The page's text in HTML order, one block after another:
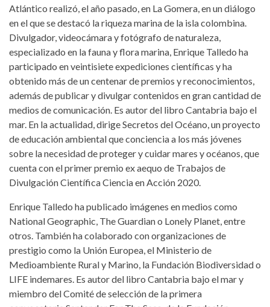
Atlántico realizó, el año pasado, en La Gomera, en un diálogo
en el que se destacó la riqueza marina de la isla colombina.
Divulgador, videocámara y fotógrafo de naturaleza,
especializado en la fauna y flora marina, Enrique Talledo ha
participado en veintisiete expediciones científicas y ha
obtenido más de un centenar de premios y reconocimientos,
además de publicar y divulgar contenidos en gran cantidad de
medios de comunicación. Es autor del libro Cantabria bajo el
mar. En la actualidad, dirige Secretos del Océano, un proyecto
de educación ambiental que conciencia a los más jóvenes
sobre la necesidad de proteger y cuidar mares y océanos, que
cuenta con el primer premio ex aequo de Trabajos de
Divulgación Científica Ciencia en Acción 2020.
Enrique Talledo ha publicado imágenes en medios como
National Geographic, The Guardian o Lonely Planet, entre
otros. También ha colaborado con organizaciones de
prestigio como la Unión Europea, el Ministerio de
Medioambiente Rural y Marino, la Fundación Biodiversidad o
LIFE indemares. Es autor del libro Cantabria bajo el mar y
miembro del Comité de selección de la primera